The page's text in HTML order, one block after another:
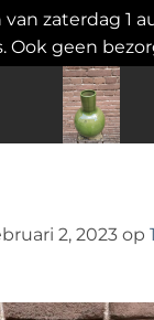
zaterdag 1
Ook geen
2, 2023 op